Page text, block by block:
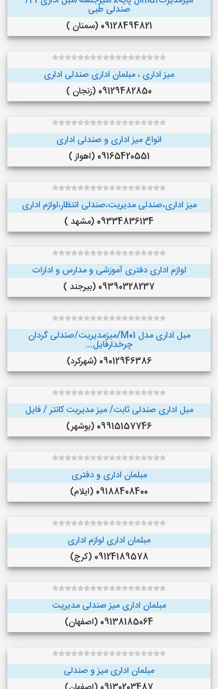
صندلی طبی
09128494821 (سمنان )
میز اداری ، مبلمان اداری صندلی اداری
09129482850 (زنجان )
انواع میز اداری و صندلی اداری
09165420551 (اهواز )
میز اداری،صندلی مدیریت،صندلی انتظار،لوازم اداری
09334836134 (مشهد )
لوازم اداری دفتری آموزشی و مدارس و ادارات
09390328237 (بیرجند )
مبل اداری مدل M01/میزمدیریت/صندلی گردان
چرخدارفایل...
09012946386 (شهرکرد)
مبل اداری صندلی ثابت/ میز مدیریت کانتر / فایل
09915157746 (بوشهر)
مبلمان اداری و دفتری
09188408400 (ایلام)
مبلمان اداری لوازم اداری
09124189578 (کرج)
مبلمان اداری میز صندلی مدیریت
09138185064 (اصفهان)
مبلمان اداری میز و صندلی